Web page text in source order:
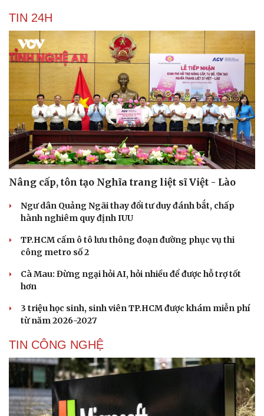
Cải chính
TIN 24H
Nâng cấp, tôn tạo Nghĩa trang liệt sĩ Việt - Lào
Ngư dân Quảng Ngãi thay đổi tư duy đánh bắt, chấp
hành nghiêm quy định IUU
TP.HCM cấm ô tô lưu thông đoạn đường phục vụ thi
công metro số 2
Cà Mau: Đừng ngại hỏi AI, hỏi nhiều để được hỗ trợ tốt
hơn
3 triệu học sinh, sinh viên TP.HCM được khám miễn phí
từ năm 2026-2027
TIN CÔNG NGHỆ